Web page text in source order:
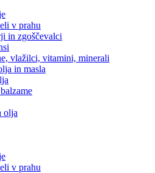
v prahu
in zgoščevalci
vlažilci, vitamini, minerali
in masla
olja
v prahu